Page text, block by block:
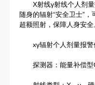
X射线γ射线个人剂量
随身的辐射“安全卫士”
超额照射，保障人身安全
xγ辐射个人剂量报警
探测器：能量补偿型